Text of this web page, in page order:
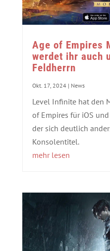
Age of Empires
werdet ihr auch
Feldherrn
Okt. 17, 2024| News
Level Infinite hat den
of Empires für iOS
der sich deutlich
Konsolentitel.
mehr lesen